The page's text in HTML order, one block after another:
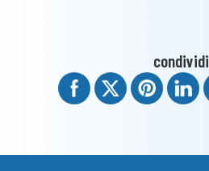
condividi